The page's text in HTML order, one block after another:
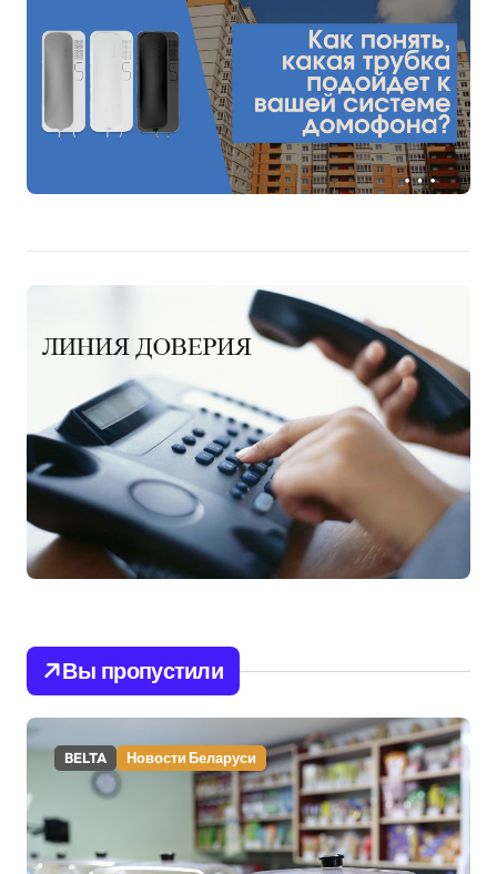
Вы пропустили
BELTA Новости Беларуси